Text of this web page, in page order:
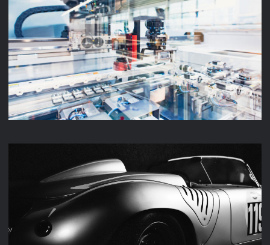
LENZE PRODUKTION
M & K FAHRZEUGTECHNIK